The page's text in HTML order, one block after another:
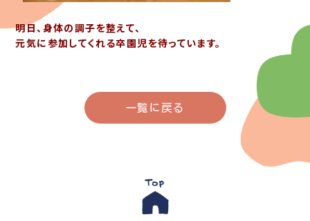
明日、身体の調子を整えて、
元気に参加してくれる卒園児を待っています。
一覧に戻る